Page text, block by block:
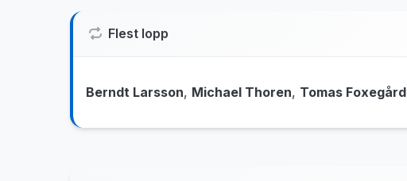
Flest lopp
Berndt Larsson, Michael Thoren, Tomas Foxegård